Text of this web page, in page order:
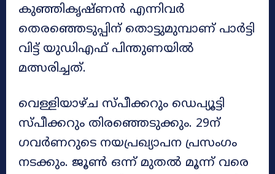
കുഞ്ഞികൃഷ്ണൻ എന്നിവർ
തെരഞ്ഞെടുപ്പിന് തൊട്ടുമുമ്പാണ് പാർട്ടി
വിട്ട് യുഡിഎഫ് പിന്തുണയിൽ
മത്സരിച്ചത്.
വെള്ളിയാഴ്ച സ്പീക്കറും ഡെപ്യൂട്ടി
സ്പീക്കറും തിരഞ്ഞെടുക്കും. 29ന്
ഗവർണറുടെ നയപ്രഖ്യാപന പ്രസംഗം
നടക്കും. ജൂൺ ഒന്ന് മുതൽ മൂന്ന് വരെ